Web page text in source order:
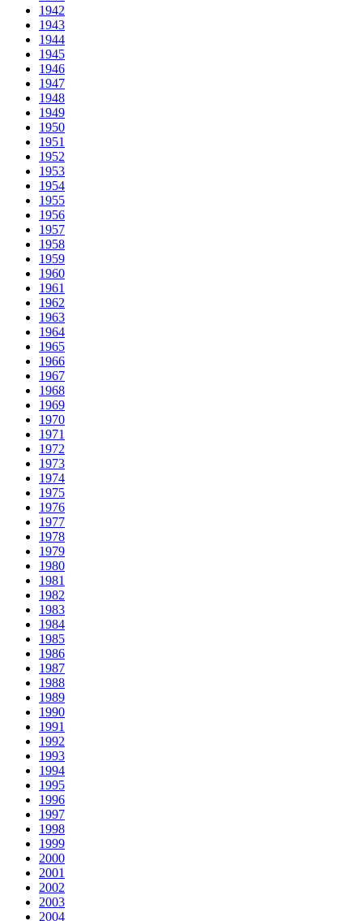
1942
1943
1944
1945
1946
1947
1948
1949
1950
1951
1952
1953
1954
1955
1956
1957
1958
1959
1960
1961
1962
1963
1964
1965
1966
1967
1968
1969
1970
1971
1972
1973
1974
1975
1976
1977
1978
1979
1980
1981
1982
1983
1984
1985
1986
1987
1988
1989
1990
1991
1992
1993
1994
1995
1996
1997
1998
1999
2000
2001
2002
2003
2004